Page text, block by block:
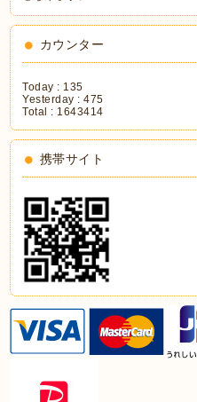
カウンター
Today : 135
Yesterday :475
Total : 1643414
携帯サイト